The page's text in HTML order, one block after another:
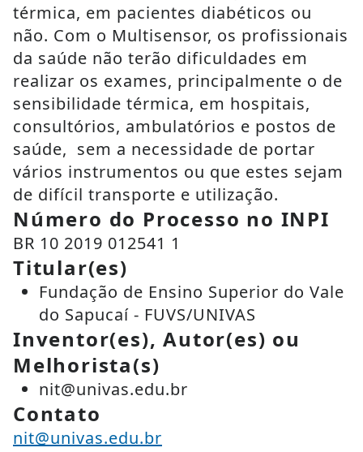
térmica, em pacientes diabéticos ou
não. Com o Multisensor, os profissionais
da saúde não terão dificuldades em
realizar os exames, principalmente o de
sensibilidade térmica, em hospitais,
consultórios, ambulatórios e postos de
saúde, sem a necessidade de portar
vários instrumentos ou que estes sejam
de difícil transporte e utilização.
Número do Processo no INPI
BR 10 2019 012541 1
Titular(es)
Fundação de Ensino Superior do Vale
do Sapucaí - FUVS/UNIVAS
Inventor(es), Autor(es) ou
Melhorista(s)
nit@univas.edu.br
Contato
nit@univas.edu.br